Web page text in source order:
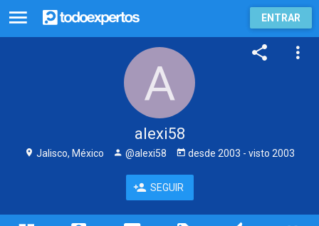
ENTRAR
alexi58
Jalisco, México @alexi58 desde 2003 - visto 2003
SEGUIR